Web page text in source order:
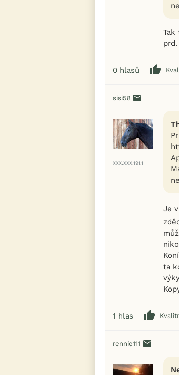
Tak
prd.
0 hlasů
sisi58
XXX.XXX.191.1
Je
ta
1 hlas
rennie111